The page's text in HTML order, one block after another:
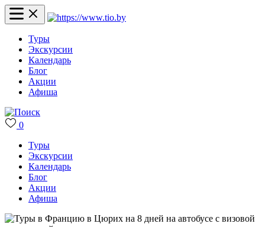
Туры
Экскурсии
Календарь
Блог
Акции
Афиша
0
Туры
Экскурсии
Календарь
Блог
Акции
Афиша